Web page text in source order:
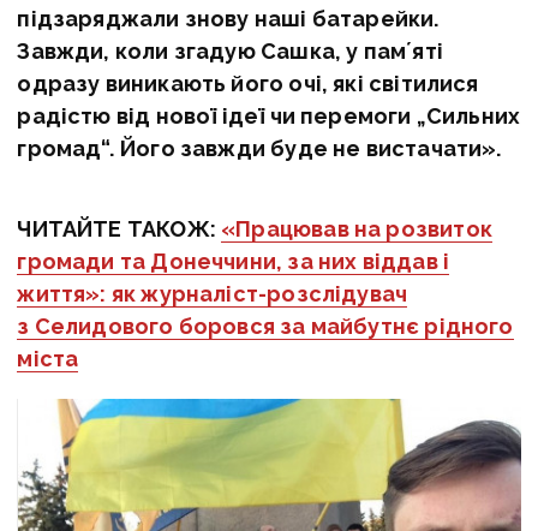
підзаряджали знову наші батарейки.
Завжди, коли згадую Сашка, у памʼяті
одразу виникають його очі, які світилися
радістю від нової ідеї чи перемоги „Сильних
громад“. Його завжди буде не вистачати».
ЧИТАЙТЕ ТАКОЖ: «Працював на розвиток
громади та Донеччини, за них віддав і
життя»: як журналіст-розслідувач
з Селидового боровся за майбутнє рідного
міста